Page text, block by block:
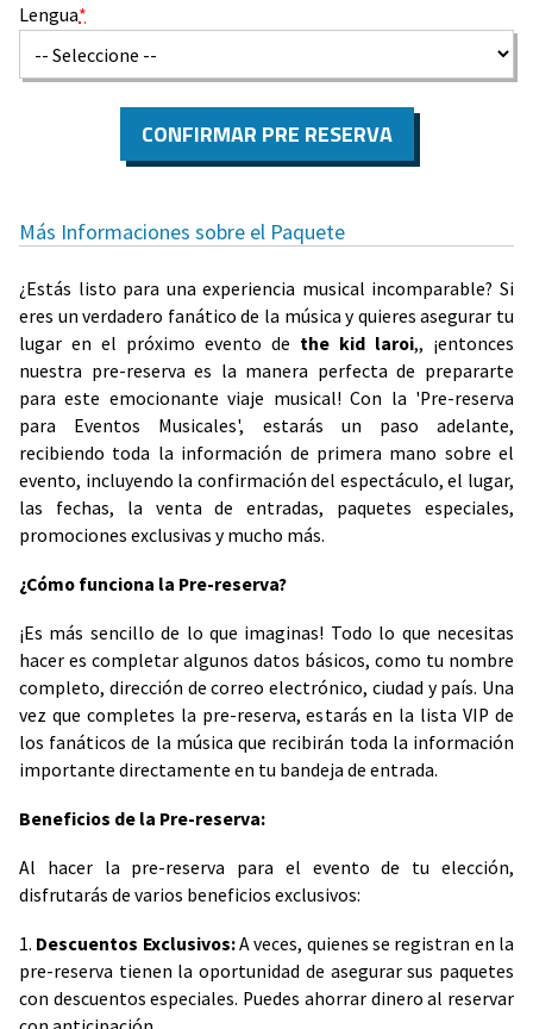
Lengua*
CONFIRMAR PRE RESERVA
Más Informaciones sobre el Paquete
¿Estás listo para una experiencia musical incomparable? Si
eres un verdadero fanático de la música y quieres asegurar tu
lugar en el próximo evento de the kid laroi,, ¡entonces
nuestra pre-reserva es la manera perfecta de prepararte
para este emocionante viaje musical! Con la 'Pre-reserva
para Eventos Musicales', estarás un paso adelante,
recibiendo toda la información de primera mano sobre el
evento, incluyendo la confirmación del espectáculo, el lugar,
las fechas, la venta de entradas, paquetes especiales,
promociones exclusivas y mucho más.
¿Cómo funciona la Pre-reserva?
¡Es más sencillo de lo que imaginas! Todo lo que necesitas
hacer es completar algunos datos básicos, como tu nombre
completo, dirección de correo electrónico, ciudad y país. Una
vez que completes la pre-reserva, estarás en la lista VIP de
los fanáticos de la música que recibirán toda la información
importante directamente en tu bandeja de entrada.
Beneficios de la Pre-reserva:
Al hacer la pre-reserva para el evento de tu elección,
disfrutarás de varios beneficios exclusivos:
1. Descuentos Exclusivos:A veces, quienes se registran en la
pre-reserva tienen la oportunidad de asegurar sus paquetes
con descuentos especiales. Puedes ahorrar dinero al reservar